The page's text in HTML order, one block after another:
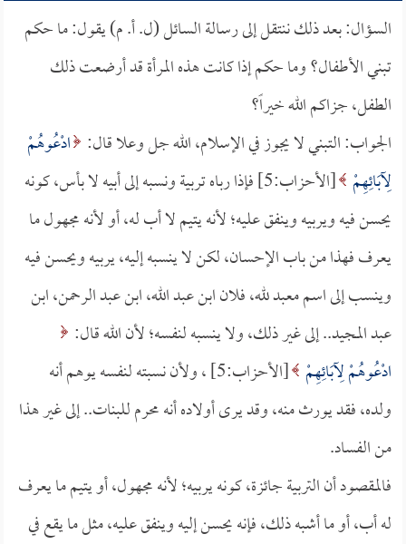
السؤال: بعد ذلك ننتقل إلى رسالة السائل (ل. أ. م) يقول: ما حكم
تبني الأطفال؟ وما حكم إذا كانت هذه المرأة قد أرضعت ذلك
الطفل، جزاكم الله خيراً؟
الجواب: التبني لا يجوز في الإسلام، الله جل وعلا قال: ادْعُوهُمْ
لِآبَائِهِمْ
[الأحزاب:5] فإذا رباه تربية ونسبه إلى أبيه لا بأس، كونه
يحسن فيه ويربيه وينفق عليه؛ لأنه يتيم لا أب له، أو لأنه مجهول ما
يعرف فهذا من باب الإحسان، لكن لا ينسبه إليه، يربيه ويحسن فيه
وينسب إلى اسم معبد لله، فلان ابن عبد الله، ابن عبد الرحمن، ابن
عبد المجيد.. إلى غير ذلك، ولا ينسبه لنفسه؛ لأن الله قال:
ادْعُوهُمْ لِآبَائِهِمْ
[الأحزاب:5] ، ولأن نسبته لنفسه يوهم أنه
ولده، فقد يورث منه، وقد يرى أولاده أنه محرم للبنات.. إلى غير هذا
من الفساد.
فالمقصود أن التربية جائزة، كونه يربيه؛ لأنه مجهول، أو يتيم ما يعرف
له أب، أو ما أشبه ذلك، فإنه يحسن إليه وينفق عليه، مثل ما يقع في